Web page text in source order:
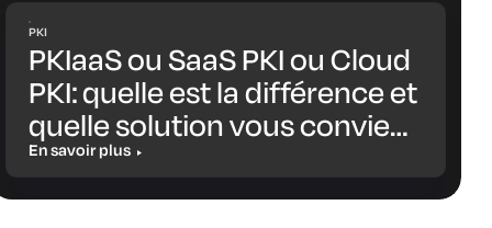
PKI
PKIaaS ou SaaS PKI ou Cloud
PKI: quelle est la différence et
quelle solution vous convient
le mieux ?
En savoir plus